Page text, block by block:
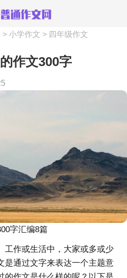
> 小学作文 > 四年级作文
作文300字
字汇编8篇
工作或生活中，大家或多或少
是通过文字来表达一个主题意